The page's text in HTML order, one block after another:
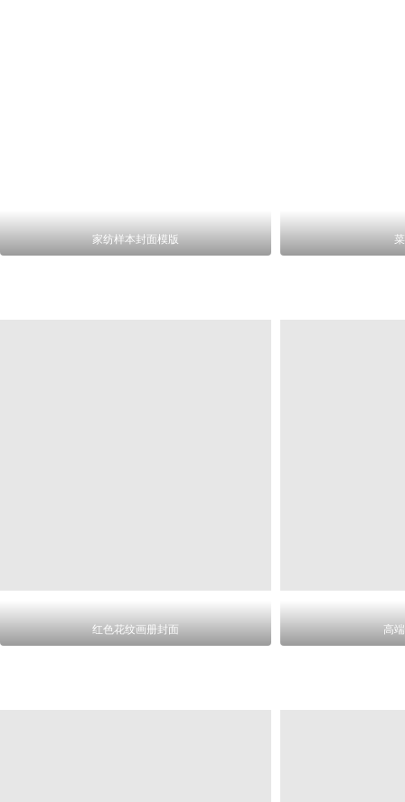
家纺样本封面模版
红色花纹画册封面 高